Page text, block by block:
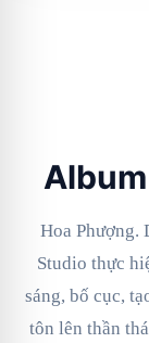
Hoa Phượng.
Studio thực
sáng, bố cục,
tôn lên thần